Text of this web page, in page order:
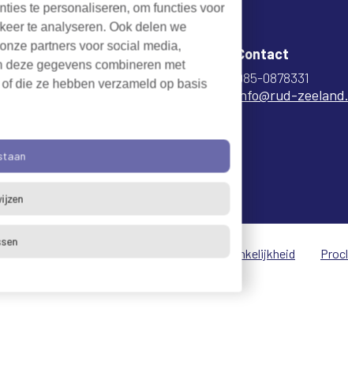
te personaliseren, om functies voor
te analyseren. Ook delen we
partners voor social media,
deze gegevens combineren met
die ze hebben verzameld op basis
Contact
085-0878331
info@rud-
Toegankelijkheid